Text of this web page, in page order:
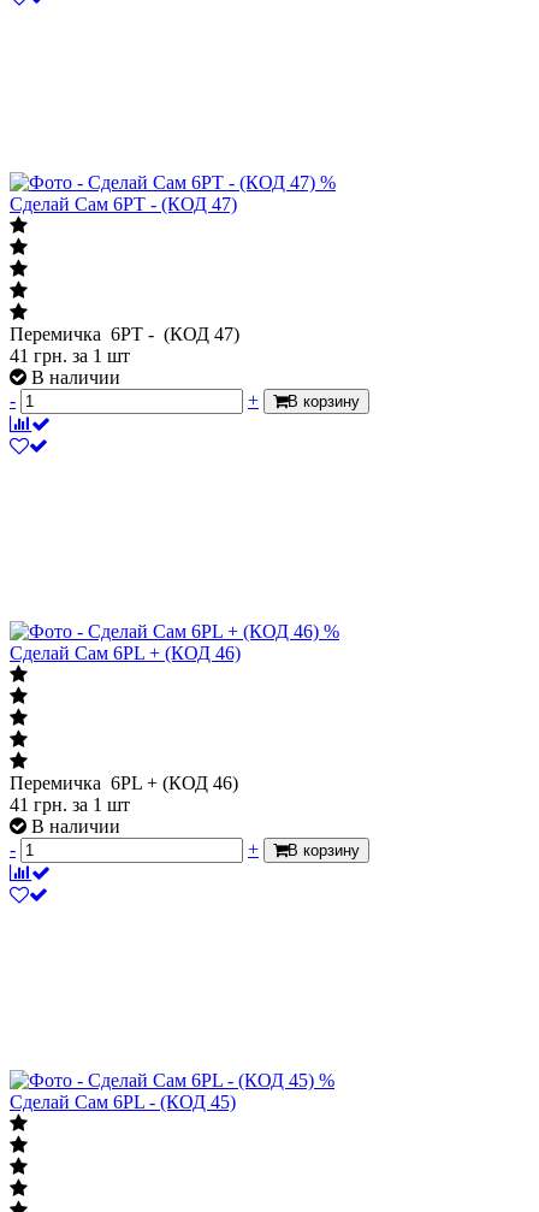
%
Сделай Сам 6PT - (КОД 47)
Перемичка 6PT - (КОД 47)
41 грн. за 1 шт
В наличии
-
+ В корзину
%
Сделай Сам 6PL + (КОД 46)
Перемичка 6PL + (КОД 46)
41 грн. за 1 шт
В наличии
-
+ В корзину
%
Сделай Сам 6PL - (КОД 45)